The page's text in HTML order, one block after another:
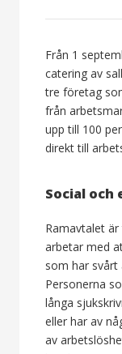
Från 1
catering av
tre företag
från
upp till 100
direkt till
Social
Ramavtalet
arbetar med
som har svårt
Personerna
långa
eller har av
av